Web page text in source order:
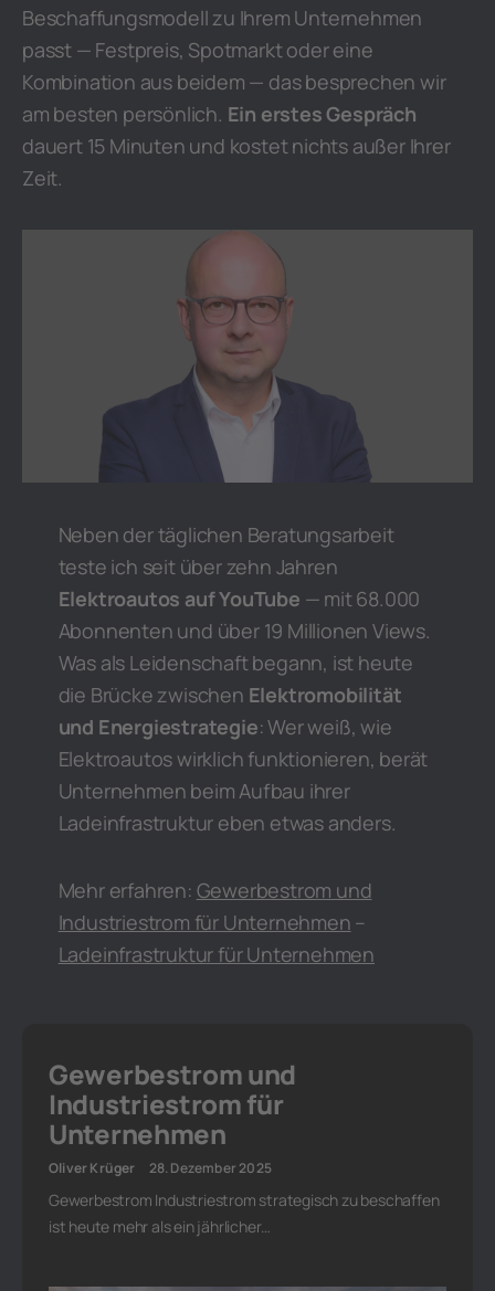
Beschaffungsmodell zu Ihrem Unternehmen
passt — Festpreis, Spotmarkt oder eine
Kombination aus beidem — das besprechen wir
am besten persönlich. Ein erstes Gespräch
dauert 15 Minuten und kostet nichts außer Ihrer
Zeit.
Neben der täglichen Beratungsarbeit
teste ich seit über zehn Jahren
Elektroautos auf YouTube — mit 68.000
Abonnenten und über 19 Millionen Views.
Was als Leidenschaft begann, ist heute
die Brücke zwischen Elektromobilität
und Energiestrategie: Wer weiß, wie
Elektroautos wirklich funktionieren, berät
Unternehmen beim Aufbau ihrer
Ladeinfrastruktur eben etwas anders.
Mehr erfahren: Gewerbestrom und
Industriestrom für Unternehmen –
Ladeinfrastruktur für Unternehmen
Gewerbestrom und
Industriestrom für
Unternehmen
Oliver Krüger 28. Dezember 2025
Gewerbestrom Industriestrom strategisch zu beschaffen
ist heute mehr als ein jährlicher…